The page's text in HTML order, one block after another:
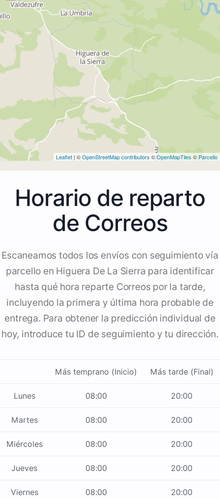
Leaflet | ©OpenStreetMap contributors ©OpenMapTiles © Parcello
Horario de reparto
de Correos
Escaneamos todos los envíos con seguimiento vía
parcello en Higuera De La Sierra para identificar
hasta qué hora reparte Correos por la tarde,
incluyendo la primera y última hora probable de
entrega. Para obtener la predicción individual de
hoy, introduce tu ID de seguimiento y tu dirección.
Más temprano (Inicio) Más tarde (Final)
Lunes 08:00 20:00
Martes 08:00 20:00
Miércoles 08:00 20:00
Jueves 08:00 20:00
Viernes 08:00 20:00